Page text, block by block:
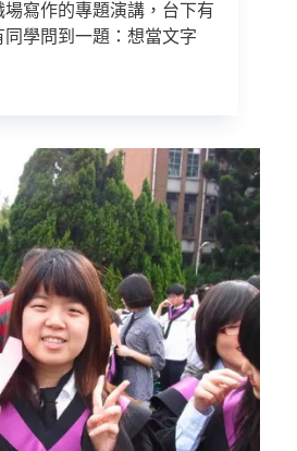
寫作的專題演講，台下有
學問到一題：想當文字